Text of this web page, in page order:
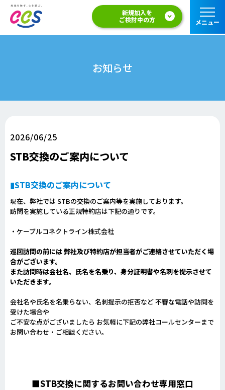
新規加入を
ご検討中の方
メニュー
お知らせ
2026/06/25
STB交換のご案内について
▮STB交換のご案内について
現在、弊社では STBの交換のご案内等を実施しております。
訪問を実施している正規特約店は下記の通りです。
・ケーブルコネクトライン株式会社
巡回訪問の前には 弊社及び特約店が担当者がご連絡させていただく場
合がございます。
また訪問時は会社名、氏名を名乗り、身分証明書や名刺を提示させて
いただきます。
会社名や氏名を名乗らない、名刺提示の拒否など 不審な電話や訪問を
受けた場合や
ご不安な点がございましたら お気軽に下記の弊社コールセンターまで
お問い合わせ・ご相談ください。
■STB交換に関するお問い合わせ専用窓口